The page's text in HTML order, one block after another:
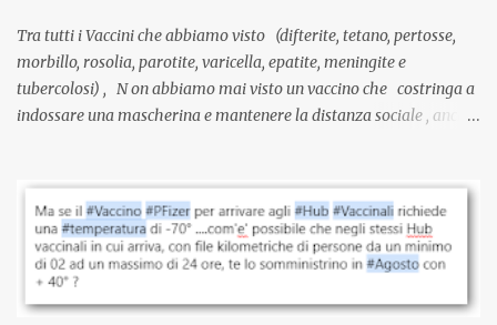
Tra tutti i Vaccini che abbiamo visto (difterite, tetano, pertosse,
morbillo, rosolia, parotite, varicella, epatite, meningite e
tubercolosi) , N on abbiamo mai visto un vaccino che costringa a
indossare una mascherina e mantenere la distanza sociale , anche
vaccinazione. Non avevamo mai sentito parlare di ricompense,
sconti, incentivi per vaccinarsi. Non avevamo mai visto
discriminazioni per coloro che non l’hanno fatto. Se non sei stato
vaccinato, nessuno aveva prima cercato di farti sentire una
persona cattiva. Non avevamo mai visto un vaccino che minacci le